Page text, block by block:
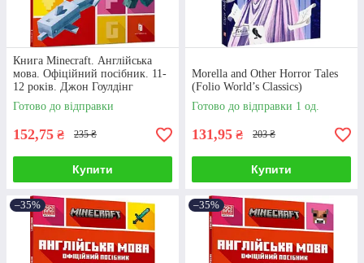
Книга Minecraft. Англійська
мова. Офіційний посібник. 11-
12 років. Джон Гоулдінг
Готово до відправки
152,75 ₴ 235 ₴
Купити
Morella and Other Horror Tales
(Folio World’s Classics)
Готово до відправки 1 од.
131,95 ₴ 203 ₴
Купити
–35% –35%